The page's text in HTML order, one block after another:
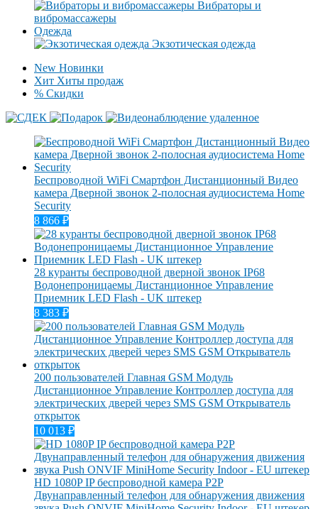
Вибраторы и
вибромассажеры
Одежда
Экзотическая одежда
New Новинки
Хит Хиты продаж
% Скидки
Беспроводной WiFi Смартфон Дистанционный Видео
камера Дверной звонок 2-полосная аудиосистема Home
Security
8 866 ₽
28 куранты беспроводной дверной звонок IP68
Водонепроницаемы Дистанционное Управление
Приемник LED Flash - UK штекер
8 383 ₽
200 пользователей Главная GSM Модуль
Дистанционное Управление Контроллер доступа для
электрических дверей через SMS GSM Открыватель
открыток
10 013 ₽
HD 1080P IP беспроводной камера P2P
Двунаправленный телефон для обнаружения движения